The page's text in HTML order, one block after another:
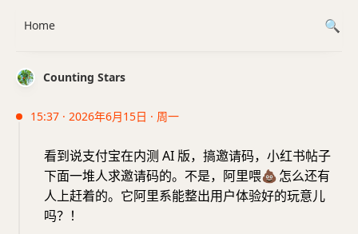
Counting Stars
15:37 · 2026年6月15日 · 周一
看到说支付宝在内测 AI 版，搞邀请码，小红书帖子
下面一堆人求邀请码的。不是，阿里喂💩怎么还有
人上赶着的。它阿里系能整出用户体验好的玩意儿
吗？！
Home